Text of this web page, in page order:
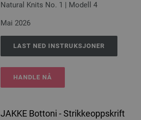
Natural Knits No. 1 | Modell 4
Mai 2026
LAST NED INSTRUKSJONER
HANDLE NÅ
JAKKE Bottoni - Strikkeoppskrift